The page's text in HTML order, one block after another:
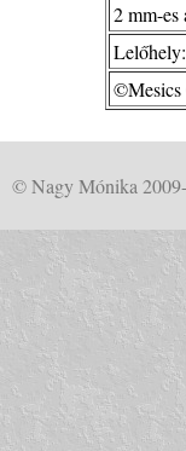
2 mm-es
Lelőhely:
©Mesics
© Nagy Mónika